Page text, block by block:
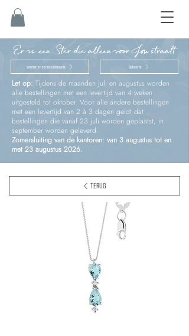
Er is een Ster die alleen voor Jou straalt
Vormsel en eerste communie Geboorte
Let op: Tijdens de maanden juli en augustus worden
alle bestellingen met een levertijd van 4 weken
uitgesteld tot oktober. Voor alle andere bestellingen
met een levertijd van 2 à 3 dagen geldt dat
bestellingen die vanaf 23 juli worden geplaatst, in
september worden geleverd.
Zomersluiting van de kantoren: van 3 augustus tot en
met 23 augustus 2026.
TERUG